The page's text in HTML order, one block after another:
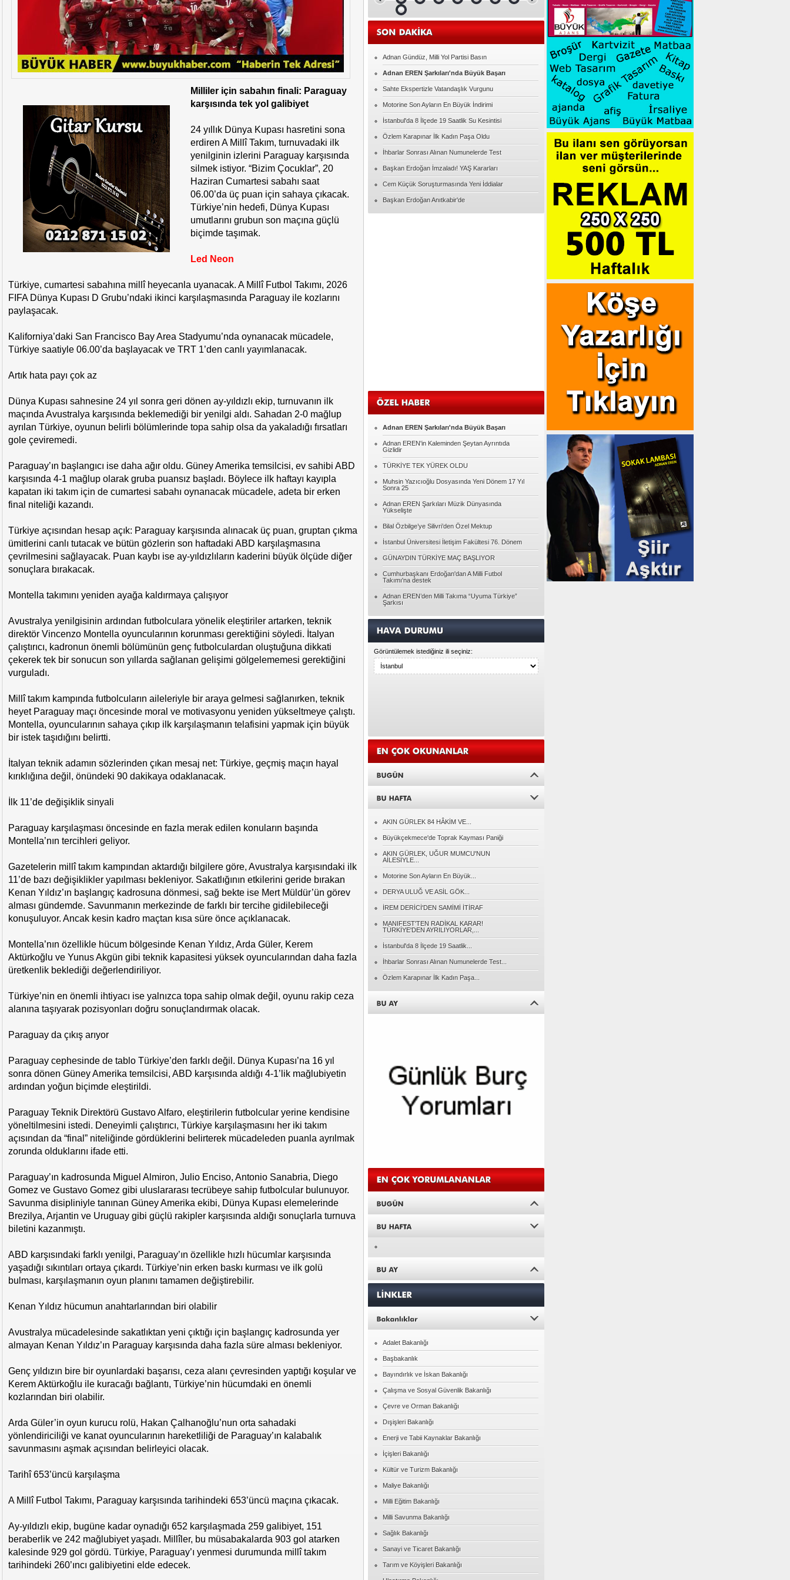
Milliler için sabahın finali: Paraguay
karşısında tek yol galibiyet
24 yıllık Dünya Kupası hasretini sona
erdiren A Millî Takım, turnuvadaki ilk
yenilginin izlerini Paraguay karşısında
silmek istiyor. “Bizim Çocuklar”, 20
Haziran Cumartesi sabahı saat
06.00’da üç puan için sahaya çıkacak.
Türkiye’nin hedefi, Dünya Kupası
umutlarını grubun son maçına güçlü
biçimde taşımak.
Led Neon
Türkiye, cumartesi sabahına millî heyecanla uyanacak. A Millî Futbol Takımı, 2026
FIFA Dünya Kupası D Grubu’ndaki ikinci karşılaşmasında Paraguay ile kozlarını
paylaşacak.
Kaliforniya’daki San Francisco Bay Area Stadyumu’nda oynanacak mücadele,
Türkiye saatiyle 06.00’da başlayacak ve TRT 1’den canlı yayımlanacak.
Artık hata payı çok az
Dünya Kupası sahnesine 24 yıl sonra geri dönen ay-yıldızlı ekip, turnuvanın ilk
maçında Avustralya karşısında beklemediği bir yenilgi aldı. Sahadan 2-0 mağlup
ayrılan Türkiye, oyunun belirli bölümlerinde topa sahip olsa da yakaladığı fırsatları
gole çeviremedi.
Paraguay’ın başlangıcı ise daha ağır oldu. Güney Amerika temsilcisi, ev sahibi ABD
karşısında 4-1 mağlup olarak gruba puansız başladı. Böylece ilk haftayı kayıpla
kapatan iki takım için de cumartesi sabahı oynanacak mücadele, adeta bir erken
final niteliği kazandı.
Türkiye açısından hesap açık: Paraguay karşısında alınacak üç puan, gruptan çıkma
ümitlerini canlı tutacak ve bütün gözlerin son haftadaki ABD karşılaşmasına
çevrilmesini sağlayacak. Puan kaybı ise ay-yıldızlıların kaderini büyük ölçüde diğer
sonuçlara bırakacak.
Montella takımını yeniden ayağa kaldırmaya çalışıyor
Avustralya yenilgisinin ardından futbolculara yönelik eleştiriler artarken, teknik
direktör Vincenzo Montella oyuncularının korunması gerektiğini söyledi. İtalyan
çalıştırıcı, kadronun önemli bölümünün genç futbolculardan oluştuğuna dikkati
çekerek tek bir sonucun son yıllarda sağlanan gelişimi gölgelememesi gerektiğini
vurguladı.
Millî takım kampında futbolcuların aileleriyle bir araya gelmesi sağlanırken, teknik
heyet Paraguay maçı öncesinde moral ve motivasyonu yeniden yükseltmeye çalıştı.
Montella, oyuncularının sahaya çıkıp ilk karşılaşmanın telafisini yapmak için büyük
bir istek taşıdığını belirtti.
İtalyan teknik adamın sözlerinden çıkan mesaj net: Türkiye, geçmiş maçın hayal
kırıklığına değil, önündeki 90 dakikaya odaklanacak.
İlk 11’de değişiklik sinyali
Paraguay karşılaşması öncesinde en fazla merak edilen konuların başında
Montella’nın tercihleri geliyor.
Gazetelerin millî takım kampından aktardığı bilgilere göre, Avustralya karşısındaki ilk
11’de bazı değişiklikler yapılması bekleniyor. Sakatlığının etkilerini geride bırakan
Kenan Yıldız’ın başlangıç kadrosuna dönmesi, sağ bekte ise Mert Müldür’ün görev
alması gündemde. Savunmanın merkezinde de farklı bir tercihe gidilebileceği
konuşuluyor. Ancak kesin kadro maçtan kısa süre önce açıklanacak.
Montella’nın özellikle hücum bölgesinde Kenan Yıldız, Arda Güler, Kerem
Aktürkoğlu ve Yunus Akgün gibi teknik kapasitesi yüksek oyuncularından daha fazla
üretkenlik beklediği değerlendiriliyor.
Türkiye’nin en önemli ihtiyacı ise yalnızca topa sahip olmak değil, oyunu rakip ceza
alanına taşıyarak pozisyonları doğru sonuçlandırmak olacak.
Paraguay da çıkış arıyor
Paraguay cephesinde de tablo Türkiye’den farklı değil. Dünya Kupası’na 16 yıl
sonra dönen Güney Amerika temsilcisi, ABD karşısında aldığı 4-1’lik mağlubiyetin
ardından yoğun biçimde eleştirildi.
Paraguay Teknik Direktörü Gustavo Alfaro, eleştirilerin futbolcular yerine kendisine
yöneltilmesini istedi. Deneyimli çalıştırıcı, Türkiye karşılaşmasını her iki takım
açısından da “final” niteliğinde gördüklerini belirterek mücadeleden puanla ayrılmak
zorunda olduklarını ifade etti.
Paraguay’ın kadrosunda Miguel Almiron, Julio Enciso, Antonio Sanabria, Diego
Gomez ve Gustavo Gomez gibi uluslararası tecrübeye sahip futbolcular bulunuyor.
Savunma disipliniyle tanınan Güney Amerika ekibi, Dünya Kupası elemelerinde
Brezilya, Arjantin ve Uruguay gibi güçlü rakipler karşısında aldığı sonuçlarla turnuva
biletini kazanmıştı.
ABD karşısındaki farklı yenilgi, Paraguay’ın özellikle hızlı hücumlar karşısında
yaşadığı sıkıntıları ortaya çıkardı. Türkiye’nin erken baskı kurması ve ilk golü
bulması, karşılaşmanın oyun planını tamamen değiştirebilir.
Kenan Yıldız hücumun anahtarlarından biri olabilir
Avustralya mücadelesinde sakatlıktan yeni çıktığı için başlangıç kadrosunda yer
almayan Kenan Yıldız’ın Paraguay karşısında daha fazla süre alması bekleniyor.
Genç yıldızın bire bir oyunlardaki başarısı, ceza alanı çevresinden yaptığı koşular ve
Kerem Aktürkoğlu ile kuracağı bağlantı, Türkiye’nin hücumdaki en önemli
kozlarından biri olabilir.
Arda Güler’in oyun kurucu rolü, Hakan Çalhanoğlu’nun orta sahadaki
yönlendiriciliği ve kanat oyuncularının hareketliliği de Paraguay’ın kalabalık
savunmasını aşmak açısından belirleyici olacak.
Tarihî 653’üncü karşılaşma
A Millî Futbol Takımı, Paraguay karşısında tarihindeki 653’üncü maçına çıkacak.
Ay-yıldızlı ekip, bugüne kadar oynadığı 652 karşılaşmada 259 galibiyet, 151
beraberlik ve 242 mağlubiyet yaşadı. Millîler, bu müsabakalarda 903 gol atarken
kalesinde 929 gol gördü. Türkiye, Paraguay’ı yenmesi durumunda millî takım
tarihindeki 260’ıncı galibiyetini elde edecek.
Elif ERDEM
Ampute Futbol'da İlginç detay
Serap UZER
15 Temmuzdan kalanlar
İhsan ÜNLÜ
MUTLU YILLAR ÖĞRETMENİM
Hacıbekir Özarslan
FULBOL ASLA SADECE FUTBOL
DEGILDIR
Serkan TOKA
Şennur ROTA
Seksin Kumaşı
Abdulkadir YILMAZ
HER KONUYU ŞİDDETLE ÇÖZMEYE
ÇALIŞIYORUZ.
Kadir Kutlu
Çok mu zor?
Özgenur GEYVE
Pembe gözlüklerinizin dışında bir dünya
Tolga YAVUZ
Ghepetto'nun kütüğü Pinokyo
Pınar BAYÇINAR
Hasan KARAGÖZ
Allah'ın Laneti
DENGESİZLİK ÇAĞI DESEM
Adnan EREN
CİMER'e Giden Her İhbar Ciddiyetle
Değerlendirilmeli
Naci KONYAR
Gidenlerin Ardından
Müslüm SÖYLER
Cumhuriyet....
Özcan PEHLİVANOĞLU
KENDİ BİNDİĞİ DALI KESMEK!..
Adnan Gündüz, Milli Yol Partisi Basın
Adnan EREN Şarkıları'nda Büyük Başarı
Sahte Ekspertizle Vatandaşlık Vurgunu
Motorine Son Ayların En Büyük İndirimi
İstanbul'da 8 İlçede 19 Saatlik Su Kesintisi
Özlem Karapınar İlk Kadın Paşa Oldu
İhbarlar Sonrası Alınan Numunelerde Test
Başkan Erdoğan İmzaladı! YAŞ Kararları
Cem Küçük Soruşturmasında Yeni İddialar
Başkan Erdoğan Anıtkabir'de
Adnan EREN Şarkıları'nda Büyük Başarı
Adnan EREN'in Kaleminden Şeytan Ayrıntıda
Gizlidir
TÜRKİYE TEK YÜREK OLDU
Muhsin Yazıcıoğlu Dosyasında Yeni Dönem 17 Yıl
Sonra 25
Adnan EREN Şarkıları Müzik Dünyasında
Yükselişte
Bilal Özbilge’ye Silivri’den Özel Mektup
İstanbul Üniversitesi İletişim Fakültesi 76. Dönem
GÜNAYDIN TÜRKİYE MAÇ BAŞLIYOR
Cumhurbaşkanı Erdoğan'dan A Milli Futbol
Takımı'na destek
Adnan EREN’den Milli Takıma “Uyuma Türkiye”
Şarkısı
Görüntülemek istediğiniz ili seçiniz:
AKIN GÜRLEK 84 HÂKİM VE...
Büyükçekmece'de Toprak Kayması Paniği
AKIN GÜRLEK, UĞUR MUMCU'NUN
AİLESİYLE...
Motorine Son Ayların En Büyük...
DERYA ULUĞ VE ASİL GÖK...
İREM DERİCİ'DEN SAMİMİ İTİRAF
MANIFEST'TEN RADİKAL KARAR!
TÜRKİYE'DEN AYRILIYORLAR,...
İstanbul'da 8 İlçede 19 Saatlik...
İhbarlar Sonrası Alınan Numunelerde Test...
Özlem Karapınar İlk Kadın Paşa...
Adalet Bakanlığı
Başbakanlık
Bayındırlık ve İskan Bakanlığı
Çalışma ve Sosyal Güvenlik Bakanlığı
Çevre ve Orman Bakanlığı
Dışişleri Bakanlığı
Enerji ve Tabii Kaynaklar Bakanlığı
İçişleri Bakanlığı
Kültür ve Turizm Bakanlığı
Maliye Bakanlığı
Milli Eğitim Bakanlığı
Milli Savunma Bakanlığı
Sağlık Bakanlığı
Sanayi ve Ticaret Bakanlığı
Tarım ve Köyişleri Bakanlığı